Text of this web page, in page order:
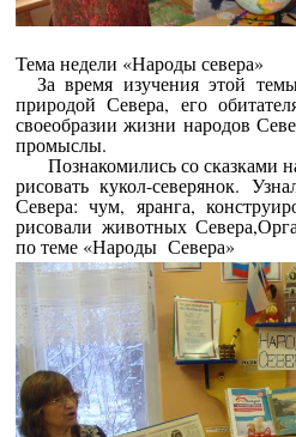
Тема недели «Народы севера»
За время изучения этой
природой Севера, его
своеобразии жизни народов
промыслы.
Познакомились со сказками
рисовать кукол-северянок.
Севера: чум, яранга,
рисовали животных
по теме «Народы Севера»